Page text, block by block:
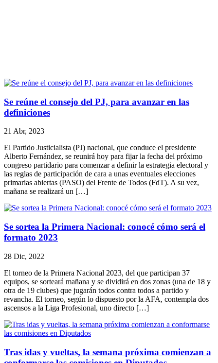
Se reúne el consejo del PJ, para avanzar en las
definiciones
21 Abr, 2023
El Partido Justicialista (PJ) nacional, que conduce el presidente
Alberto Fernández, se reunirá hoy para fijar la fecha del próximo
congreso partidario para comenzar a definir la estrategia electoral y
las reglas de participación de cara a unas eventuales elecciones
primarias abiertas (PASO) del Frente de Todos (FdT). A su vez,
mañana se realizará un […]
Se sortea la Primera Nacional: conocé cómo será el
formato 2023
28 Dic, 2022
El torneo de la Primera Nacional 2023, del que participan 37
equipos, se sorteará mañana y se dividirá en dos zonas (una de 18 y
otra de 19 clubes) que jugarán todos contra todos a partido y
revancha. El torneo, según lo dispuesto por la AFA, contempla dos
ascensos a la Liga Profesional, uno directo […]
Tras idas y vueltas, la semana próxima comienzan a